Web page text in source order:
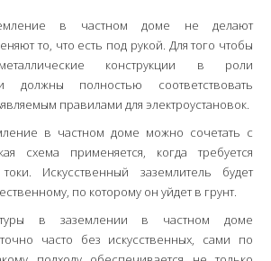
в частном доме не делают
то, что есть под рукой. Для того чтобы
конструкции в роли
должны полностью соответствовать
правилами для электроустановок.
в частном доме можно сочетать с
схема применяется, когда требуется
Искусственный заземлитель будет
по которому он уйдет в грунт.
в заземлении в частном доме
часто без искусственных, сами по